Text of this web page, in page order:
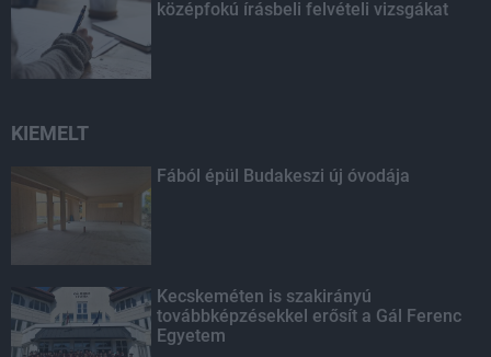
középfokú írásbeli felvételi vizsgákat
KIEMELT
Fából épül Budakeszi új óvodája
Kecskeméten is szakirányú
továbbképzésekkel erősít a Gál Ferenc
Egyetem